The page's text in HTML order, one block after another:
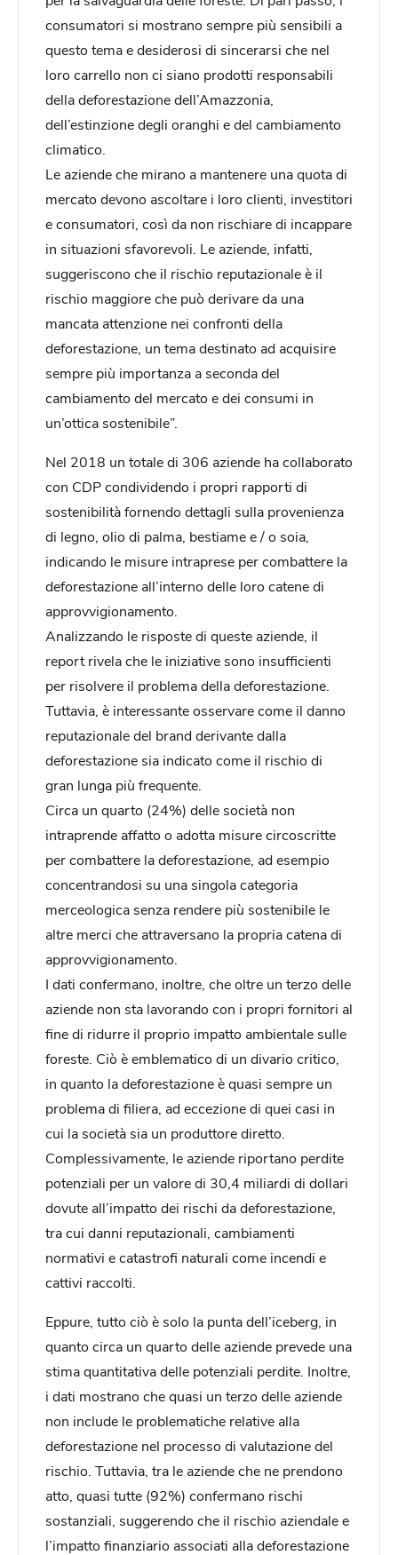
consumatori si mostrano sempre più sensibili a
questo tema e desiderosi di sincerarsi che nel
loro carrello non ci siano prodotti responsabili
della deforestazione dell’Amazzonia,
dell’estinzione degli oranghi e del cambiamento
climatico.
Le aziende che mirano a mantenere una quota di
mercato devono ascoltare i loro clienti, investitori
e consumatori, così da non rischiare di incappare
in situazioni sfavorevoli. Le aziende, infatti,
suggeriscono che il rischio reputazionale è il
rischio maggiore che può derivare da una
mancata attenzione nei confronti della
deforestazione, un tema destinato ad acquisire
sempre più importanza a seconda del
cambiamento del mercato e dei consumi in
un’ottica sostenibile”.
Nel 2018 un totale di 306 aziende ha collaborato
con CDP condividendo i propri rapporti di
sostenibilità fornendo dettagli sulla provenienza
di legno, olio di palma, bestiame e / o soia,
indicando le misure intraprese per combattere la
deforestazione all’interno delle loro catene di
approvvigionamento.
Analizzando le risposte di queste aziende, il
report rivela che le iniziative sono insufficienti
per risolvere il problema della deforestazione.
Tuttavia, è interessante osservare come il danno
reputazionale del brand derivante dalla
deforestazione sia indicato come il rischio di
gran lunga più frequente.
Circa un quarto (24%) delle società non
intraprende affatto o adotta misure circoscritte
per combattere la deforestazione, ad esempio
concentrandosi su una singola categoria
merceologica senza rendere più sostenibile le
altre merci che attraversano la propria catena di
approvvigionamento.
I dati confermano, inoltre, che oltre un terzo delle
aziende non sta lavorando con i propri fornitori al
fine di ridurre il proprio impatto ambientale sulle
foreste. Ciò è emblematico di un divario critico,
in quanto la deforestazione è quasi sempre un
problema di filiera, ad eccezione di quei casi in
cui la società sia un produttore diretto.
Complessivamente, le aziende riportano perdite
potenziali per un valore di 30,4 miliardi di dollari
dovute all’impatto dei rischi da deforestazione,
tra cui danni reputazionali, cambiamenti
normativi e catastrofi naturali come incendi e
cattivi raccolti.
Eppure, tutto ciò è solo la punta dell’iceberg, in
quanto circa un quarto delle aziende prevede una
stima quantitativa delle potenziali perdite. Inoltre,
i dati mostrano che quasi un terzo delle aziende
non include le problematiche relative alla
deforestazione nel processo di valutazione del
rischio. Tuttavia, tra le aziende che ne prendono
atto, quasi tutte (92%) confermano rischi
sostanziali, suggerendo che il rischio aziendale e
l’impatto finanziario associati alla deforestazione